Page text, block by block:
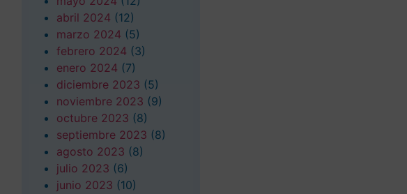
abril 2024 (12)
marzo 2024 (5)
febrero 2024 (3)
enero 2024 (7)
diciembre 2023 (5)
noviembre 2023 (9)
octubre 2023 (8)
septiembre 2023 (8)
agosto 2023 (8)
julio 2023 (6)
junio 2023 (10)